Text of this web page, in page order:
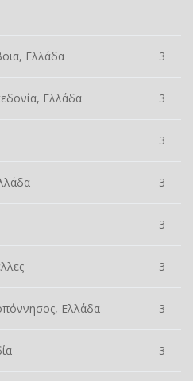
Ελλάδα 3
Ελλάδα 3
3
3
3
3
Ελλάδα 3
3